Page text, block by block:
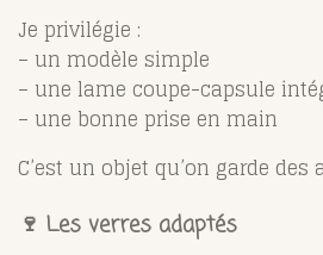
Je privilégie :
– un modèle simple
– une lame coupe-capsule
– une bonne prise en main
C’est un objet qu’on garde des
🍷 Les verres adaptés